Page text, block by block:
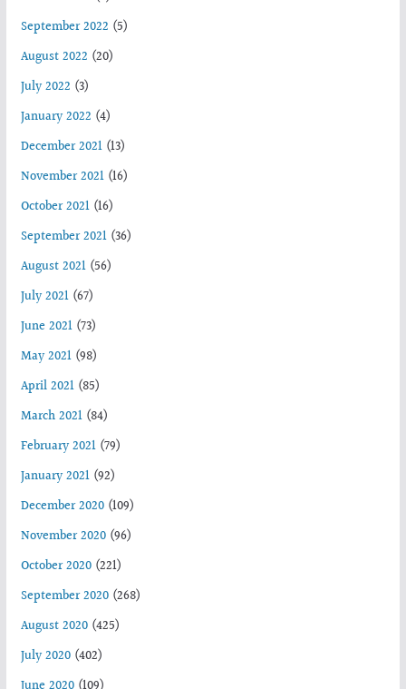
September 2022 (5)
August 2022 (20)
July 2022 (3)
January 2022 (4)
December 2021(13)
November 2021(16)
October 2021(16)
September 2021(36)
August 2021(56)
July 2021(67)
June 2021(73)
May 2021(98)
April 2021(85)
March 2021(84)
February 2021(79)
January 2021(92)
December 2020(109)
November 2020(96)
October 2020(221)
September 2020(268)
August 2020(425)
July 2020(402)